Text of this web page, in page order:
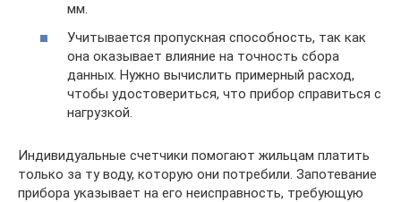
мм.
Учитывается пропускная способность, так как
она оказывает влияние на точность сбора
данных. Нужно вычислить примерный расход,
чтобы удостовериться, что прибор справиться с
нагрузкой.
Индивидуальные счетчики помогают жильцам платить
только за ту воду, которую они потребили. Запотевание
прибора указывает на его неисправность, требующую